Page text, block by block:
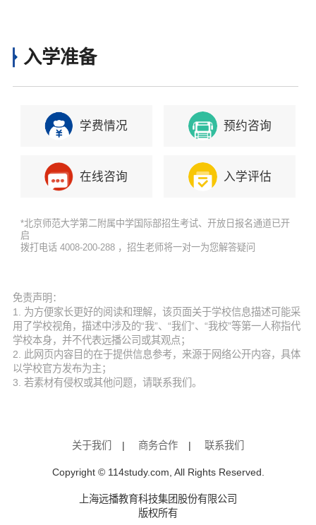
入学准备
学费情况 预约咨询
在线咨询 入学评估
*北京师范大学第二附属中学国际部招生考试、开放日报名通道已开
启
拨打电话 4008-200-288 ，招生老师将一对一为您解答疑问
免责声明：
1. 为方便家长更好的阅读和理解，该页面关于学校信息描述可能采
用了学校视角，描述中涉及的“我”、“我们”、“我校”等第一人称指代
学校本身，并不代表远播公司或其观点；
2. 此网页内容目的在于提供信息参考，来源于网络公开内容，具体
以学校官方发布为主；
3. 若素材有侵权或其他问题，请联系我们。
关于我们 | 商务合作 | 联系我们
Copyright © 114study.com, All Rights Reserved.
上海远播教育科技集团股份有限公司
版权所有